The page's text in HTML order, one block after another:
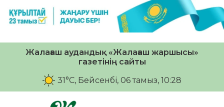
Жалағаш аудандық «Жалағаш жаршысы»
газетінің сайты
31°C, Бейсенбі, 06 тамыз, 10:28